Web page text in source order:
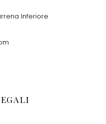
Inferiore